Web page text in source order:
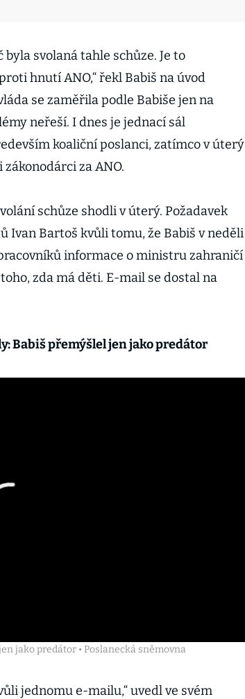
svolaná tahle schůze. Je to
hnutí ANO,“ řekl Babiš na úvod
se zaměřila podle Babiše jen na
neřeší. I dnes je jednací sál
koaliční poslanci, zatímco v úterý
za ANO.
schůze shodli v úterý. Požadavek
Ivan Bartoš kvůli tomu, že Babiš v neděli
informace o ministru zahraničí
zda má děti. E-mail se dostal na
Babiš přemýšlel jen jako predátor
jako predátor • Poslanecká sněmovna
jednomu e-mailu,“ uvedl ve svém